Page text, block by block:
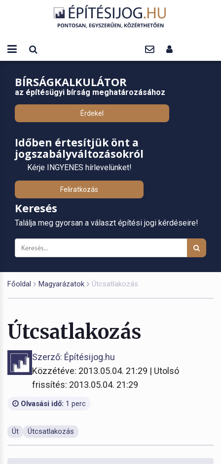
BÍRSÁGKALKULÁTOR
az építésügyi bírság meghatározásához
Érdekel
Időben értesítjük önt a
jogszabályváltozásokról
Kérje INGYENES hírlevelünket!
Feliratkozás
Keresés
Találja meg gyorsan a választ építési jogi kérdéseire!
Főoldal Magyarázatok Útcsatlakozás
Útcsatlakozás
Szerző: Építésijog.hu
Közzétéve: 2013.05.04. 21:29 | Utolsó
frissítés: 2013.05.04. 21:29
Olvasási idő: 1 perc
Út Útcsatlakozás